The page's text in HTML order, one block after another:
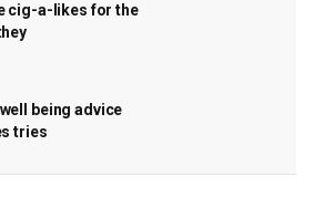
cig-a-likes for the
being advice
tries